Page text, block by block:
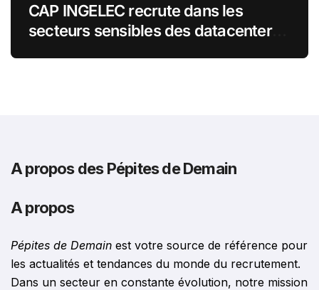
CAP INGELEC recrute dans les
secteurs sensibles des datacenters,
A propos des Pépites de Demain
A propos
Pépites de Demain est votre source de référence pour
les actualités et tendances du monde du recrutement.
Dans un secteur en constante évolution, notre mission